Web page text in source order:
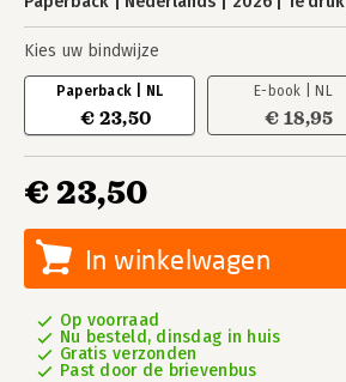
Kies uw bindwijze
Paperback | NL
€ 23,50
E-book | NL
€ 18,95
€ 23,50
In winkelwagen
Op voorraad
Nu besteld, dinsdag in huis
Gratis verzonden
Past door de brievenbus